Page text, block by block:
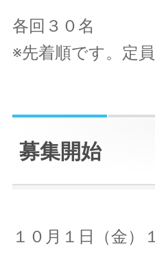
各回３０名
※先着順です。定
募集開始
１０月１日（金）